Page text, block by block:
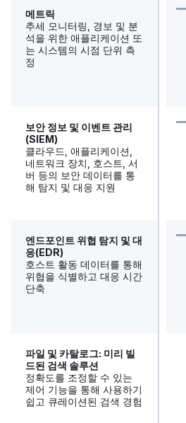
메트릭
추세 모니터링, 경보 및 분
석을 위한 애플리케이션 또
는 시스템의 시점 단위 측
정
보안 정보 및 이벤트 관리
(SIEM)
클라우드, 애플리케이션,
네트워크 장치, 호스트, 서
버 등의 보안 데이터를 통
해 탐지 및 대응 지원
엔드포인트 위협 탐지 및 대
응(EDR)
호스트 활동 데이터를 통해
위협을 식별하고 대응 시간
단축
파일 및 카탈로그: 미리 빌
드된 검색 솔루션
정확도를 조정할 수 있는
제어 기능을 통해 사용하기
쉽고 큐레이션된 검색 경험